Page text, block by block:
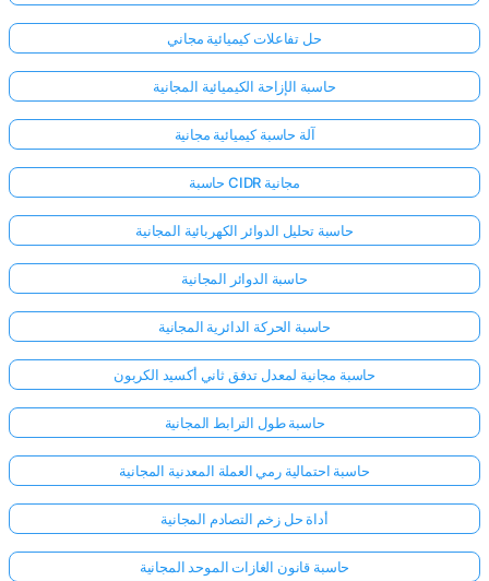
حل تفاعلات كيميائية مجاني
حاسبة الإزاحة الكيميائية المجانية
آلة حاسبة كيميائية مجانية
حاسبة CIDR مجانية
حاسبة تحليل الدوائر الكهربائية المجانية
حاسبة الدوائر المجانية
حاسبة الحركة الدائرية المجانية
حاسبة مجانية لمعدل تدفق ثاني أكسيد الكربون
حاسبة طول الترابط المجانية
حاسبة احتمالية رمي العملة المعدنية المجانية
أداة حل زخم التصادم المجانية
حاسبة قانون الغازات الموحد المجانية